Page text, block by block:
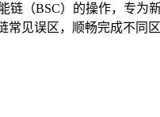
链（BSC）的操作，专
见误区，顺畅完成不同